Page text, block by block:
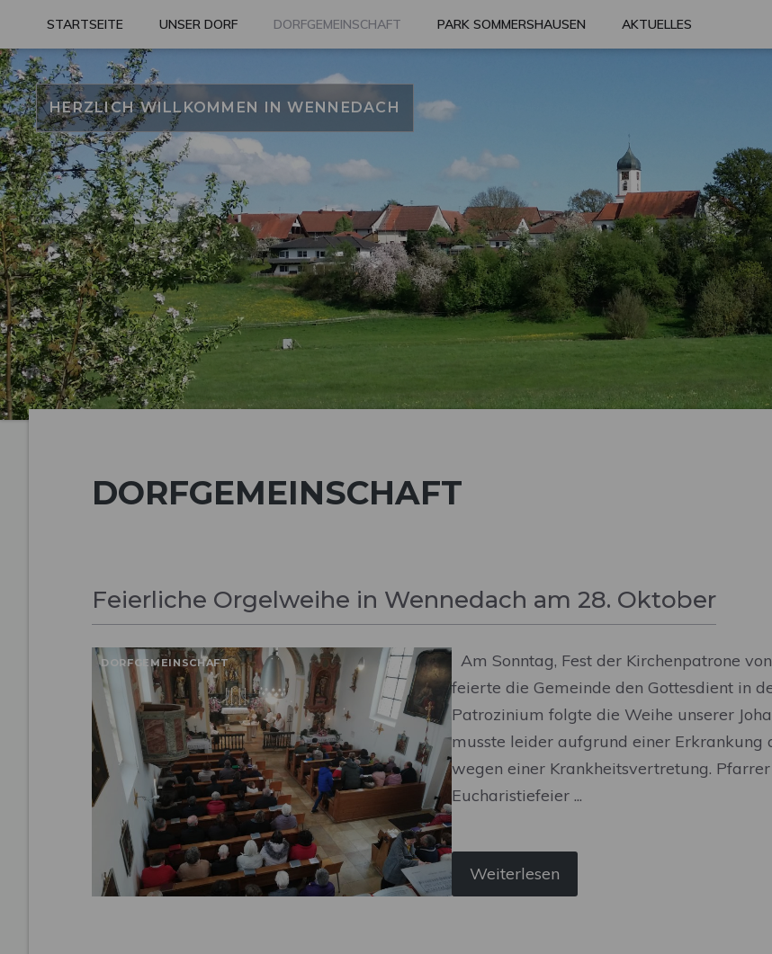
springen
STARTSEITE UNSER DORF DORFGEMEINSCHAFT PARK SOMMERSHAUSEN AKTUELLES
HERZLICH WILLKOMMEN IN WENNEDACH
DORFGEMEINSCHAFT
Feierliche Orgelweihe in Wennedach am 28. Oktober
DORFGEMEINSCHAFT
Am Sonntag, Fest der Kirchenpatrone
feierte die Gemeinde den Gottesdient in
Patrozinium folgte die Weihe unserer
musste leider aufgrund einer Erkrankung
wegen einer Krankheitsvertretung.
Eucharistiefeier ...
Weiterlesen